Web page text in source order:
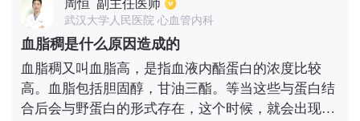
（2）感染因素—分为细菌感染、病毒感染寄生虫感
染。细菌感染依次为溶血性链球菌、金黄色葡萄球
菌、伤寒杆菌、结核杆菌、肺炎球菌等。呼吸道感染
较常见。病毒感染，有流感病毒、麻疹病毒、疱疹病
毒、肝炎病毒等。寄生虫感染，主要有蛔虫感染，血
吸虫感染等。（3）其他因素—如昆虫咬伤，植物花
周恒 副主任医师
武汉大学人民医院 心血管内科
血脂稠是什么原因造成的
血脂稠又叫血脂高，是指血液内酯蛋白的浓度比较
高。血脂包括胆固醇，甘油三酯。等当这些与蛋白结
合后会与野蛋白的形式存在，这个时候，就会出现血